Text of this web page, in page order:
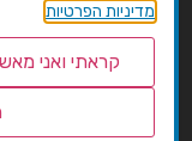
מדיניות הפרטיות
קראתי ואני